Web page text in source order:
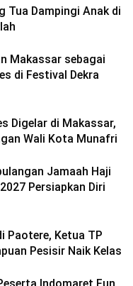
Tua Dampingi Anak di
Makassar sebagai
di Festival Dekra
Digelar di Makassar,
Wali Kota Munafri
Jamaah Haji
Persiapkan Diri
Paotere, Ketua TP
Pesisir Naik Kelas
Indomaret Fun